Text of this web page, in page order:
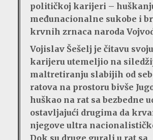
političkoj karijeri –
međunacionalne sukobe i
krvnih zrnaca naroda
Vojislav Šešelj je čitavu
karijeru utemeljio na
maltretiranju slabijih od
ratova na prostoru bivše
huškao na rat sa bezbedne
ostavljajući drugima da
njegove ultra
Dok su druge gurali u rat sa